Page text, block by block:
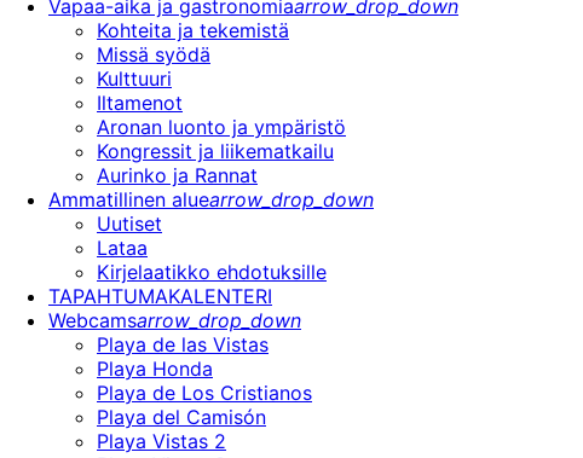
Vapaa-aika ja gastronomiaarrow_drop_down
Kohteita ja tekemistä
Missä syödä
Kulttuuri
Iltamenot
Aronan luonto ja ympäristö
Kongressit ja liikematkailu
Aurinko ja Rannat
Ammatillinen aluearrow_drop_down
Uutiset
Lataa
Kirjelaatikko ehdotuksille
TAPAHTUMAKALENTERI
Webcamsarrow_drop_down
Playa de las Vistas
Playa Honda
Playa de Los Cristianos
Playa del Camisón
Playa Vistas 2